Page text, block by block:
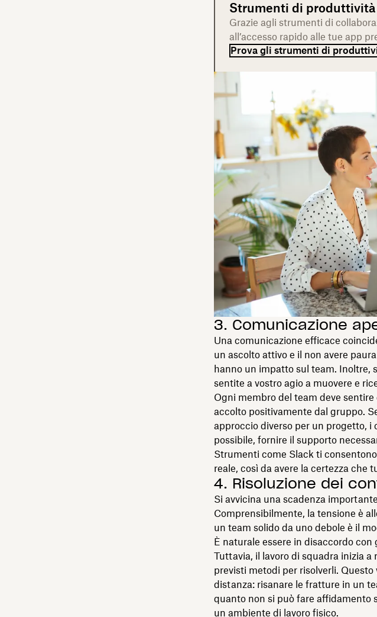
Strumenti di
Grazie agli strumenti di
all’accesso rapido alle tue app
Prova gli strumenti di
3. Comunicazione
Una comunicazione efficace
un ascolto attivo e il non avere
hanno un impatto sul team. Inoltre,
sentite a vostro agio a muovere e
Ogni membro del team deve
accolto positivamente dal gruppo.
approccio diverso per un progetto, i
possibile, fornire il supporto
Strumenti come Slack ti
reale, così da avere la certezza che
4. Risoluzione dei
Si avvicina una scadenza
Comprensibilmente, la tensione è
un team solido da uno debole è il
È naturale essere in disaccordo
Tuttavia, il lavoro di squadra inizia
previsti metodi per risolverli.
distanza: risanare le fratture in un
quanto non si può fare affidamento
un ambiente di lavoro fisico.